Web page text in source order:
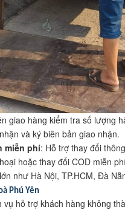
giao hàng kiểm tra số lượng
và ký biên bản giao nhận.
miễn phí: Hỗ trợ thay đổi
hoặc thay đổi COD miễn
như Hà Nội, TP.HCM, Đà
Phú Yên
vụ hỗ trợ khách hàng không